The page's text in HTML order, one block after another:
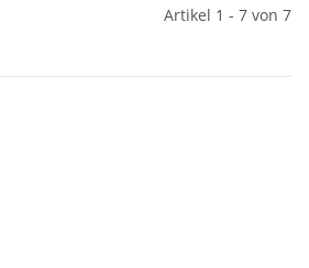
Artikel 1 - 7 von 7